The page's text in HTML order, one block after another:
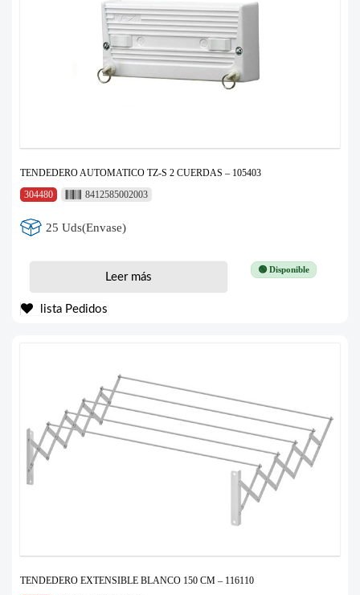
TENDEDERO AUTOMATICO TZ-S 2 CUERDAS – 105403
304480
8412585002003
25 Uds(Envase)
🟢 Disponible
Leer más
lista Pedidos
TENDEDERO EXTENSIBLE BLANCO 150 CM – 116110